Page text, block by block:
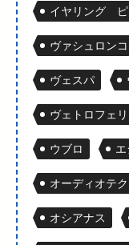
イヤリング ピ
ヴァシュロン
ヴェスパ
ヴェトロフェ
ウブロ エ
オーディオテ
オシアナス